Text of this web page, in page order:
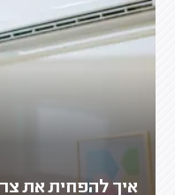
איך להפחית את